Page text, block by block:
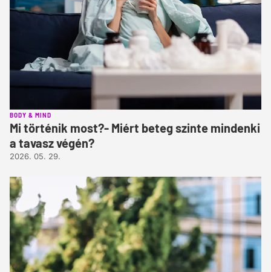
BODY & MIND
Mi történik most?- Miért beteg szinte mindenki
a tavasz végén?
2026. 05. 29.